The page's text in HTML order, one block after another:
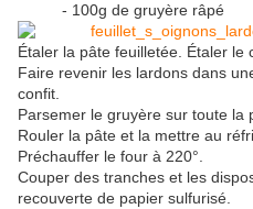
- 100g de gruyère râpé
Étaler la pâte feuilletée. Étaler le
Faire revenir les lardons dans
confit.
Parsemer le gruyère sur toute la
Rouler la pâte et la mettre au
Préchauffer le four à 220°.
Couper des tranches et les
recouverte de papier sulfurisé.